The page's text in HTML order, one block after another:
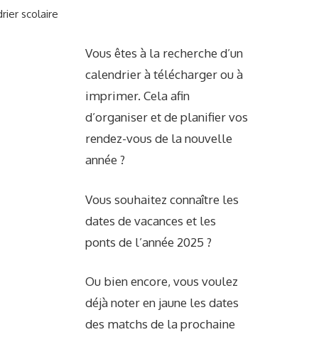
scolaire
Vous êtes à la recherche d’un
calendrier à télécharger ou à
imprimer. Cela afin
d’organiser et de planifier vos
rendez-vous de la nouvelle
année ?
Vous souhaitez connaître les
dates de vacances et les
ponts de l’année 2025 ?
Ou bien encore, vous voulez
déjà noter en jaune les dates
des matchs de la prochaine